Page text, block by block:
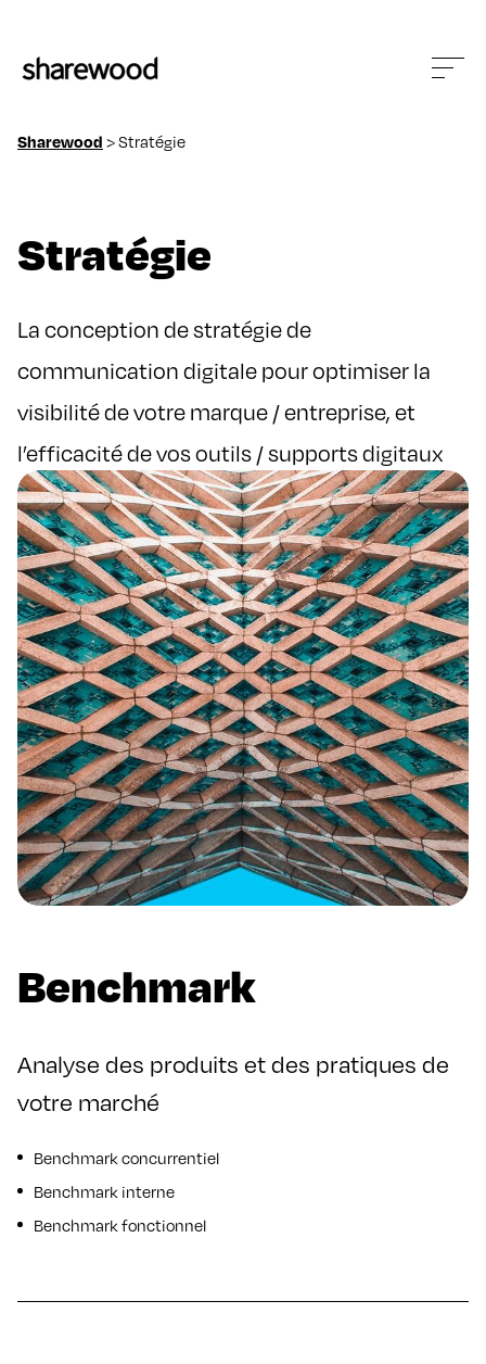
Sharewood >Stratégie
Stratégie
La conception de stratégie de
communication digitale pour optimiser la
visibilité de votre marque / entreprise, et
l’efficacité de vos outils / supports digitaux
Benchmark
Analyse des produits et des pratiques de
votre marché
Benchmark concurrentiel
Benchmark interne
Benchmark fonctionnel